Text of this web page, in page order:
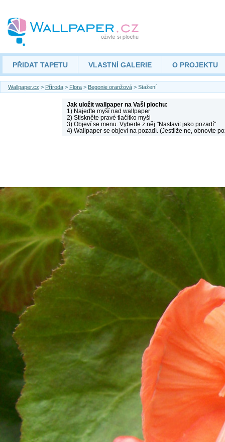
PŘIDAT TAPETU VLASTNÍ GALERIE O PROJEKTU
Wallpaper.cz > Příroda > Flora > Begonie oranžová > Stažení
Jak uložit wallpaper na Vaši plochu:
1) Najeďte myší nad wallpaper
2) Stiskněte pravé tlačítko myši
3) Objeví se menu. Vyberte z něj "Nastavit jako pozadí"
4) Wallpaper se objeví na pozadí. (Jestliže ne, obnovte